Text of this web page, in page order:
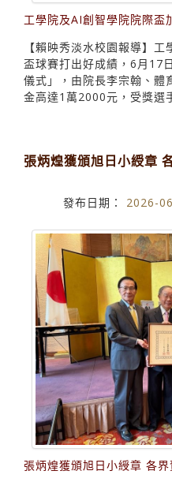
工學院及AI創智學院院際盃
【賴映秀淡水校園報導】
盃球賽打出好成績，6月17
儀式」，由院長李宗翰、體
金高達1萬2000元，受獎選
張炳煌獲頒旭日小綬章
發布日期： 2026-
張炳煌獲頒旭日小綬章 各